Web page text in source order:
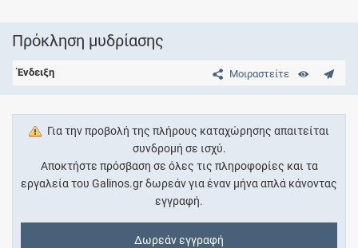
Πρόκληση μυδρίασης
Μοιραστείτε
Ένδειξη
Για την προβολή της πλήρους καταχώρησης απαιτείται
συνδρομή σε ισχύ.
Αποκτήστε πρόσβαση σε όλες τις πληροφορίες και τα
εργαλεία του Galinos.gr δωρεάν για έναν μήνα απλά κάνοντας
εγγραφή.
Δωρεάν εγγραφή